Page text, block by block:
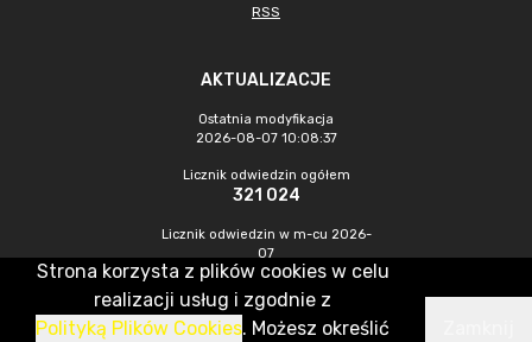
RSS
AKTUALIZACJE
Ostatnia modyfikacja
2026-08-07 10:08:37
Licznik odwiedzin ogółem
321 024
Licznik odwiedzin w m-cu 2026-
07
1 083
CMS & Hosting: Nefeni Sp. z o.o.
Strona korzysta z plików cookies w celu
realizacji usług i zgodnie z
Polityką Plików Cookies. Możesz określić